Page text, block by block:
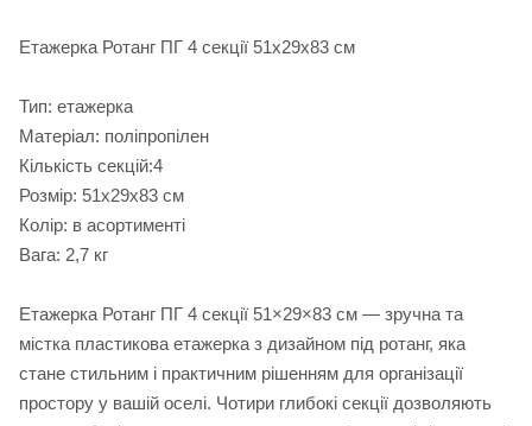
Етажерка Ротанг ПГ 4 секції 51х29х83 см
Тип: етажерка
Матеріал: поліпропілен
Кількість секцій:4
Розмір: 51х29х83 см
Колір: в асортименті
Вага: 2,7 кг
Етажерка Ротанг ПГ 4 секції 51×29×83 см — зручна та
містка пластикова етажерка з дизайном під ротанг, яка
стане стильним і практичним рішенням для організації
простору у вашій оселі. Чотири глибокі секції дозволяють